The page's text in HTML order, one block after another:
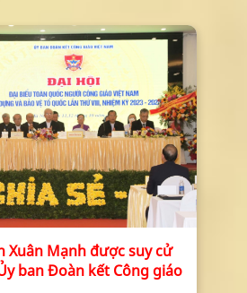
Xuân Mạnh được suy cử
ban Đoàn kết Công giáo